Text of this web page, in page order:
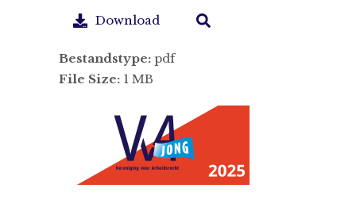
Download
Bestandstype: pdf
File Size: 1 MB